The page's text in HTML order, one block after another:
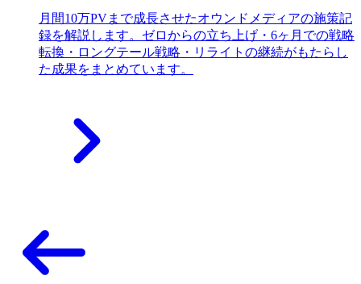
月間10万PVまで成長させたオウンドメディアの施策記
録を解説します。ゼロからの立ち上げ・6ヶ月での戦略
転換・ロングテール戦略・リライトの継続がもたらし
た成果をまとめています。